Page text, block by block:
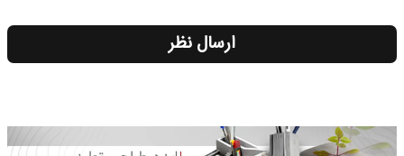
ارسال نظر